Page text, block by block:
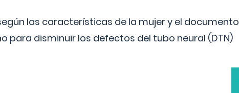
las características de la mujer y el documento
para disminuir los defectos del tubo neural (DTN)